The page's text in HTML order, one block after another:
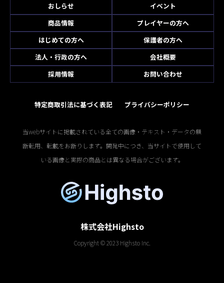
おしらせ
イベント
商品情報
プレイヤーの方へ
はじめての方へ
保護者の方へ
法人・行政の方へ
会社概要
採用情報
お問い合わせ
特定商取引法に基づく表記 プライバシーポリシー
当webサイトに掲載されている全ての画像・テキスト・データの無
断転用、転載をお断りします。開発中につき、当サイトで使用して
いる画像と実際の商品とは異なる場合がございます。
株式会社Highsto
Copyright © 2023 Highsto Inc.